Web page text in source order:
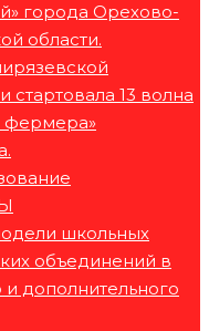
города Орехово-
области.
стартовала 13 волна
фермера»
школьных
объединений в
дополнительного